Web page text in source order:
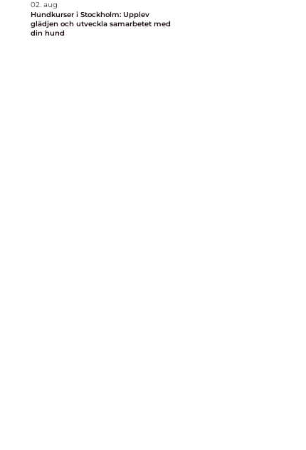
02. aug
Hundkurser i Stockholm: Upplev
glädjen och utveckla samarbetet med
din hund